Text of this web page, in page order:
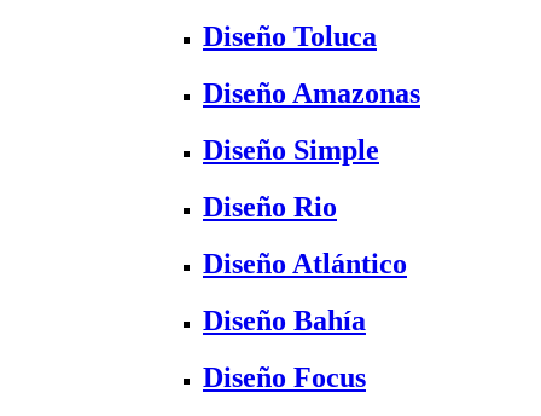
Diseño Toluca
Diseño Amazonas
Diseño Simple
Diseño Rio
Diseño Atlántico
Diseño Bahía
Diseño Focus